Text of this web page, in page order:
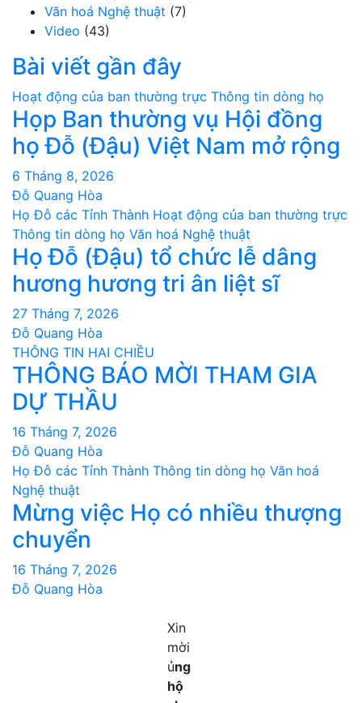
Văn hoá Nghệ thuật (7)
Video (43)
Bài viết gần đây
Hoạt động của ban thường trực Thông tin dòng họ
Họp Ban thường vụ Hội đồng
họ Đỗ (Đậu) Việt Nam mở rộng
6 Tháng 8, 2026
Đỗ Quang Hòa
Họ Đỗ các Tỉnh Thành Hoạt động của ban thường trực
Thông tin dòng họ Văn hoá Nghệ thuật
Họ Đỗ (Đậu) tổ chức lễ dâng
hương hương tri ân liệt sĩ
27 Tháng 7, 2026
Đỗ Quang Hòa
THÔNG TIN HAI CHIỀU
THÔNG BÁO MỜI THAM GIA
DỰ THẦU
16 Tháng 7, 2026
Đỗ Quang Hòa
Họ Đỗ các Tỉnh Thành Thông tin dòng họ Văn hoá
Nghệ thuật
Mừng việc Họ có nhiều thượng
chuyển
16 Tháng 7, 2026
Đỗ Quang Hòa
Xin
mời
ủng
hộ